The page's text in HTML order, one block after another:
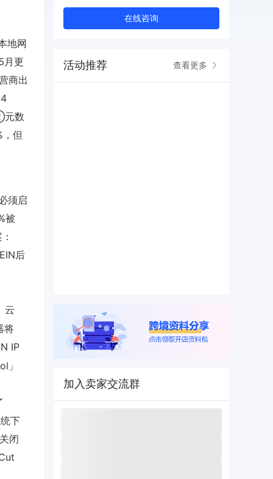
地网
月更
商出
元数
但
须启
被
后
云
将
IP
」
下
闭
在线咨询
活动推荐 查看更多
加入卖家交流群